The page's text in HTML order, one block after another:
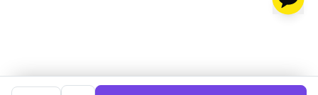
캠프 요약 정보와 상세 도우미, 북마크, 신청 버튼을 제공한다.